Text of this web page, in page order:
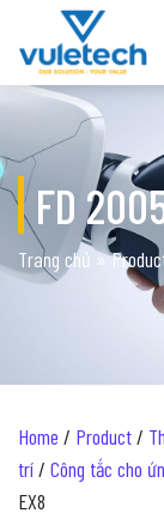
FD
Trang chủ »
Home / Product/
trí/ Công tắc cho
EX8